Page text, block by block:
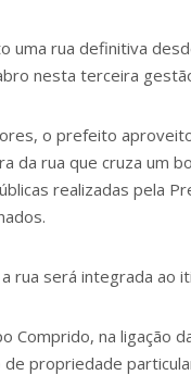
uma rua definitiva
nesta terceira
o prefeito
da rua que cruza um
realizadas pela
rua será integrada
Comprido, na ligação
propriedade